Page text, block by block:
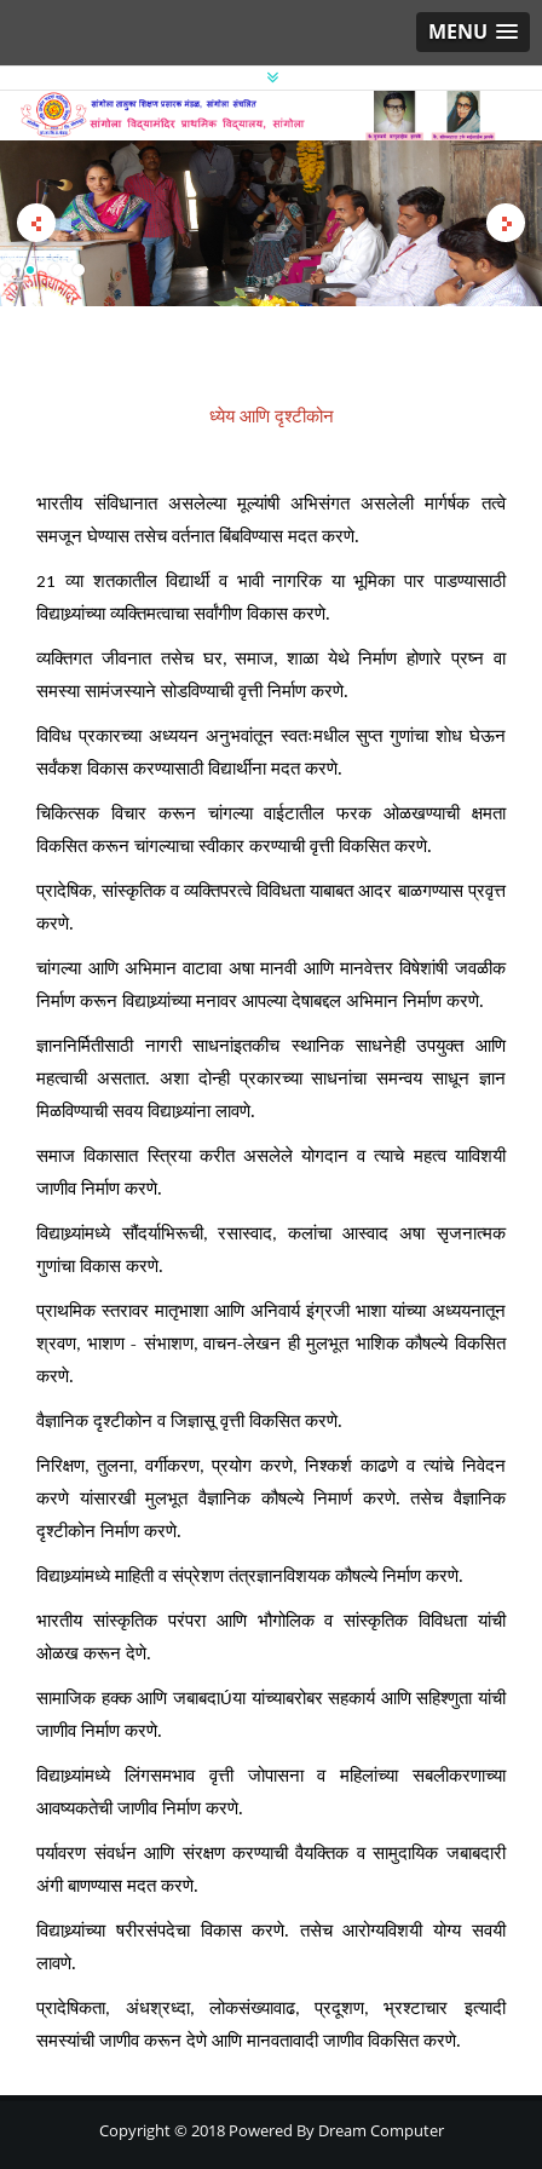
MENU
ध्येय आणि दृश्टीकोन
भारतीय संविधानात असलेल्या मूल्यांषी अभिसंगत असलेली मार्गर्षक तत्वे
समजून घेण्यास तसेच वर्तनात बिंबविण्यास मदत करणे.
21 व्या शतकातील विद्यार्थी व भावी नागरिक या भूमिका पार पाडण्यासाठी
विद्याथ्र्यांच्या व्यक्तिमत्वाचा सर्वांगीण विकास करणे.
व्यक्तिगत जीवनात तसेच घर,समाज,शाळा येथे निर्माण होणारे प्रष्न वा
समस्या सामंजस्याने सोडविण्याची वृत्ती निर्माण करणे.
विविध प्रकारच्या अध्ययन अनुभवांतून स्वतःमधील सुप्त गुणांचा शाेध घेऊन
सर्वंकश विकास करण्यासाठी विद्यार्थीना मदत करणे.
चिकित्सक विचार करून चांगल्या वाईटातील फरक ओळखण्याची क्षमता
विकसित करून चांगल्याचा स्वीकार करण्याची वृत्ती विकसित करणे.
प्रादेषिक,सांस्कृतिक व व्यक्तिपरत्वे विविधता याबाबत आदर बाळगण्यास प्रवृत्त
करणे.
चांगल्या आणि अभिमान वाटावा अषा मानवी आणि मानवेत्तर विषेशांषी जवळीक
निर्माण करून विद्याथ्र्यांच्या मनावर आपल्या देषाबद्दल अभिमान निर्माण करणे.
ज्ञाननिर्मितीसाठी नागरी साधनांइतकीच स्थानिक साधनेही उपयुक्त आणि
महत्वाची असतात. अशा दोन्ही प्रकारच्या साधनांचा समन्वय साधून ज्ञान
मिळविण्याची सवय विद्याथ्र्यांना लावणे.
समाज विकासात स्त्रिया करीत असलेले योगदान व त्याचे महत्व याविशयी
जाणीव निर्माण करणे.
विद्याथ्र्यांमध्ये सौंदर्याभिरूची,रसास्वाद,कलांचा आस्वाद अषा सृजनात्मक
गुणांचा विकास करणे.
प्राथमिक स्तरावर मातृभाशा आणि अनिवार्य इंग्रजी भाशा यांच्या अध्ययनातून
श्रवण, भाशण - संभाशण,वाचन-लेखन ही मुलभूत भाशिक कौषल्ये विकसित
करणे.
वैज्ञानिक दृश्टीकोन व जिज्ञासू वृत्ती विकसित करणे.
निरिक्षण,तुलना,वर्गीकरण,प्रयोग करणे,निश्कर्श काढणे व त्यांचे निवेदन
करणे यांसारखी मुलभूत वैज्ञानिक कौषल्ये निमार्ण करणे. तसेच वैज्ञानिक
दृश्टीकोन निर्माण करणे.
विद्याथ्र्यांमध्ये माहिती व संप्रेशण तंत्रज्ञानविशयक कौषल्ये निर्माण करणे.
भारतीय सांस्कृतिक परंपरा आणि भौगोलिक व सांस्कृतिक विविधता यांची
ओळख करून देणे.
सामाजिक हक्क आणि जबाबदाÚया यांच्याबरोबर सहकार्य आणि सहिश्णुता यांची
जाणीव निर्माण करणे.
विद्याथ्र्यांमध्ये लिंगसमभाव वृत्ती जोपासना व महिलांच्या सबलीकरणाच्या
आवष्यकतेची जाणीव निर्माण करणे.
पर्यावरण संवर्धन आणि संरक्षण करण्याची वैयक्तिक व सामुदायिक जबाबदारी
अंगी बाणण्यास मदत करणे.
विद्याथ्र्यांच्या षरीरसंपदेचा विकास करणे. तसेच आरोग्यविशयी योग्य सवयी
लावणे.
प्रादेषिकता, अंधश्रध्दा,लोकसंख्यावाढ,प्रदूशण,भ्रश्टाचार इत्यादी
समस्यांची जाणीव करून देणे आणि मानवतावादी जाणीव विकसित करणे.
Copyright © 2018 Powered By Dream Computer